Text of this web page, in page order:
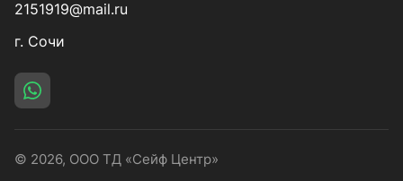
2151919@mail.ru
г. Сочи
© 2026, ООО ТД «Сейф Центр»